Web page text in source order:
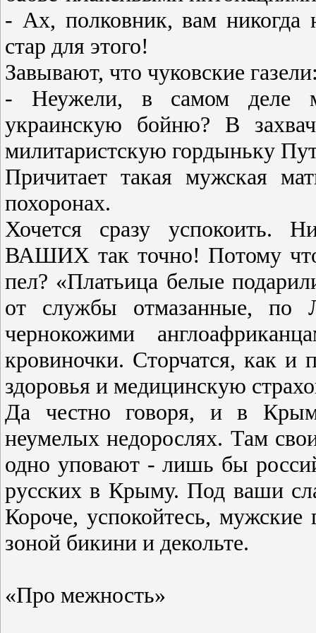
- Ах, полковник, вам
стар для этого!
Завывают, что чуковские
- Неужели, в самом деле
украинскую бойню? В
милитаристскую гордыньку
Причитает такая мужская
похоронах.
Хочется сразу успокоить.
ВАШИХ так точно! Потому
пел? «Платьица белые
от службы отмазанные, по
чернокожими
кровиночки. Сторчатся, как
здоровья и медицинскую
Да честно говоря, и в
неумелых недорослях. Там
одно уповают - лишь бы
русских в Крыму. Под ваши
Короче, успокойтесь, мужские
зоной бикини и декольте.
«Про межность»